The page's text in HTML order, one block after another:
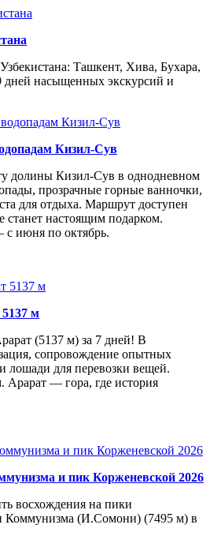
Ташкент, Хива, Бухара,
насыщенных экскурсий и
Кизил-Сув
долины Кизил-Сув в однодневном
прозрачные горные ванночки,
для отдыха. Маршрут доступен
станет настоящим подарком.
июня по октябрь.
м
(5137 м) за 7 дней! В
сопровождение опытных
лошади для перевозки вещей.
Арарат — гора, где история
и пик Корженевской 2026
восхождения на пики
Коммунизма (И.Сомони) (7495 м) в